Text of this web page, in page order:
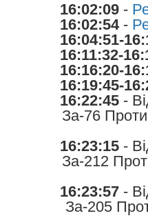
16:02:09 -
16:02:54-
16:04:51-
16:11:32-
16:16:20-
16:19:45-
16:22:45 -
За-76
16:23:15 -
За-212
16:23:57 -
За-205